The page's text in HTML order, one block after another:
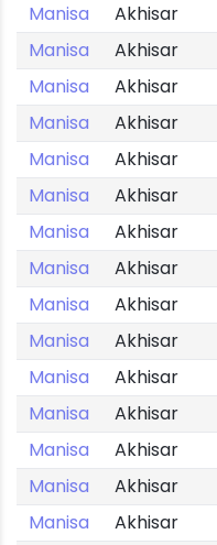
Manisa
Akhisar
Manisa
Akhisar
Manisa
Akhisar
Manisa
Akhisar
Manisa
Akhisar
Manisa
Akhisar
Manisa
Akhisar
Manisa
Akhisar
Manisa
Akhisar
Manisa
Akhisar
Manisa
Akhisar
Manisa
Akhisar
Manisa
Akhisar
Manisa
Akhisar
Manisa
Akhisar